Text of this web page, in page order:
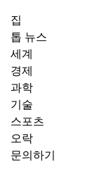
집
톱 뉴스
세계
경제
과학
기술
스포츠
오락
문의하기